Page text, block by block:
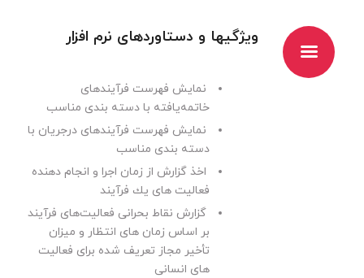
ویژگیها و دستاوردهای نرم افزار
نمایش فهرست فرآیندهای
خاتمه‌یافته با دسته بندی مناسب
نمایش فهرست فرآیندهای درجریان با
دسته بندی مناسب
اخذ گزارش از زمان اجرا و انجام ‌دهنده
فعالیت های یك فرآیند
گزارش نقاط بحرانی فعالیت‌های فرآیند
بر اساس زمان های انتظار و میزان
تأخیر مجاز تعریف شده برای فعالیت
های انسانی